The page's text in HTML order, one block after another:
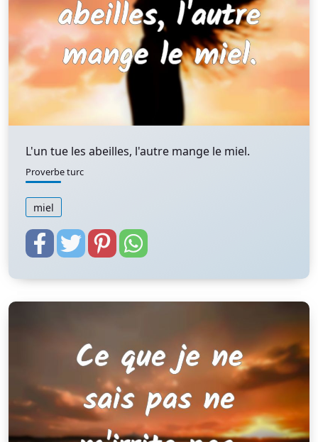
L'un tue les abeilles, l'autre mange le miel.
Proverbe turc
miel